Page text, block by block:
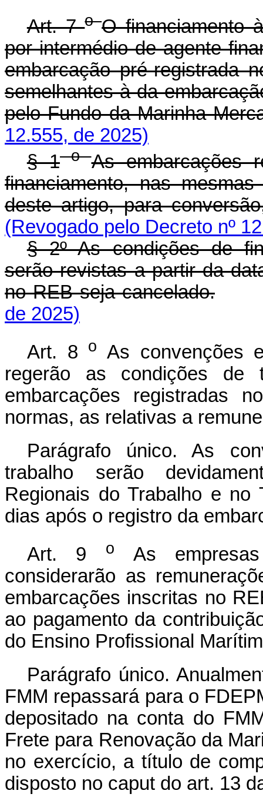
Art. 7oO financiamento
por intermédio de agente
embarcação pré-registrada
semelhantes à da
pelo Fundo da Marinha
12.555, de 2025)
§ 1oAs embarcações
financiamento, nas
deste artigo, para
(Revogado pelo Decreto nº
§ 2º As condições de
serão revistas a partir da
no REB seja cancelado.
de 2025)
Art. 8
o As convenções
regerão as condições de
embarcações registradas
normas, as relativas a
Parágrafo único. As
trabalho serão
Regionais do Trabalho e no
dias após o registro da
Art. 9
o As
considerarão as
embarcações inscritas no
ao pagamento da
do Ensino Profissional
Parágrafo único.
FMM repassará para o
depositado na conta do
Frete para Renovação da
no exercício, a título de
disposto no caput do art. 13